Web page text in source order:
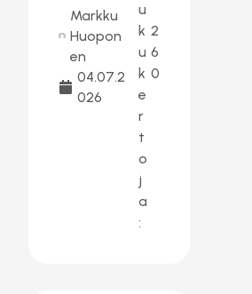
Markku
Huopon
en
04.07.2
026
u
k
u
k
e
r
t
o
j
a
:
2
6
0